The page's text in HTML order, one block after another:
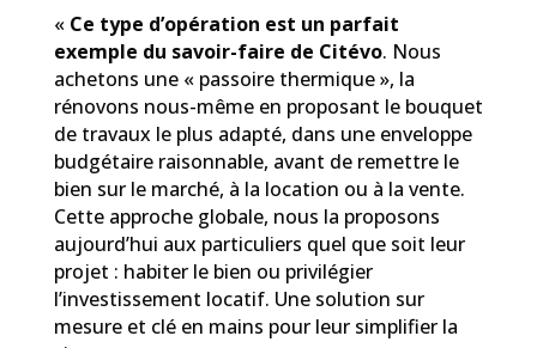
« Ce type d’opération est un parfait
exemple du savoir-faire de Citévo. Nous
achetons une « passoire thermique », la
rénovons nous-même en proposant le bouquet
de travaux le plus adapté, dans une enveloppe
budgétaire raisonnable, avant de remettre le
bien sur le marché, à la location ou à la vente.
Cette approche globale, nous la proposons
aujourd’hui aux particuliers quel que soit leur
projet : habiter le bien ou privilégier
l’investissement locatif. Une solution sur
mesure et clé en mains pour leur simplifier la